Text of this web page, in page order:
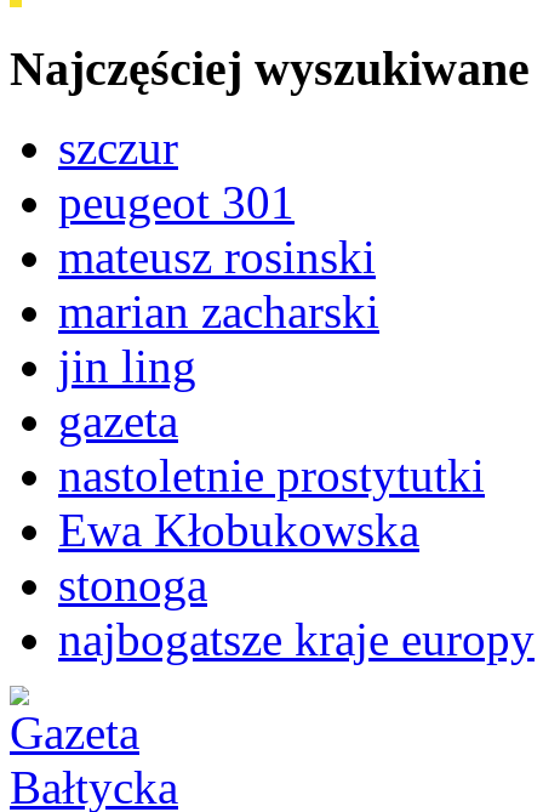
Najczęściej wyszukiwane
szczur
peugeot 301
mateusz rosinski
marian zacharski
jin ling
gazeta
nastoletnie prostytutki
Ewa Kłobukowska
stonoga
najbogatsze kraje europy